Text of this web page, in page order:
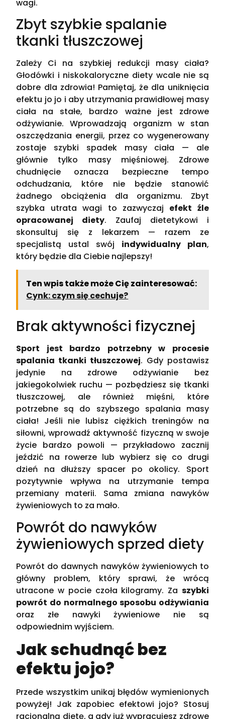
wagi.
Zbyt szybkie spalanie
tkanki tłuszczowej
Zależy Ci na szybkiej redukcji masy ciała?
Głodówki i niskokaloryczne diety wcale nie są
dobre dla zdrowia! Pamiętaj, że dla uniknięcia
efektu jo jo i aby utrzymania prawidłowej masy
ciała na stałe, bardzo ważne jest zdrowe
odżywianie. Wprowadzają organizm w stan
oszczędzania energii, przez co wygenerowany
zostaje szybki spadek masy ciała — ale
głównie tylko masy mięśniowej. Zdrowe
chudnięcie oznacza bezpieczne tempo
odchudzania, które nie będzie stanowić
żadnego obciążenia dla organizmu. Zbyt
szybka utrata wagi to zazwyczaj efekt źle
opracowanej diety. Zaufaj dietetykowi i
skonsultuj się z lekarzem — razem ze
specjalistą ustal swój indywidualny plan,
który będzie dla Ciebie najlepszy!
Ten wpis także może Cię zainteresować:
Cynk: czym się cechuje?
Brak aktywności fizycznej
Sport jest bardzo potrzebny w procesie
spalania tkanki tłuszczowej. Gdy postawisz
jedynie na zdrowe odżywianie bez
jakiegokolwiek ruchu — pozbędziesz się tkanki
tłuszczowej, ale również mięśni, które
potrzebne są do szybszego spalania masy
ciała! Jeśli nie lubisz ciężkich treningów na
siłowni, wprowadź aktywność fizyczną w swoje
życie bardzo powoli — przykładowo zacznij
jeździć na rowerze lub wybierz się co drugi
dzień na dłuższy spacer po okolicy. Sport
pozytywnie wpływa na utrzymanie tempa
przemiany materii. Sama zmiana nawyków
żywieniowych to za mało.
Powrót do nawyków
żywieniowych sprzed diety
Powrót do dawnych nawyków żywieniowych to
główny problem, który sprawi, że wrócą
utracone w pocie czoła kilogramy. Za szybki
powrót do normalnego sposobu odżywiania
oraz złe nawyki żywieniowe nie są
odpowiednim wyjściem.
Jak schudnąć bez
efektu jojo?
Przede wszystkim unikaj błędów wymienionych
powyżej! Jak zapobiec efektowi jojo? Stosuj
racjonalną dietę, a gdy już wypracujesz zdrowe